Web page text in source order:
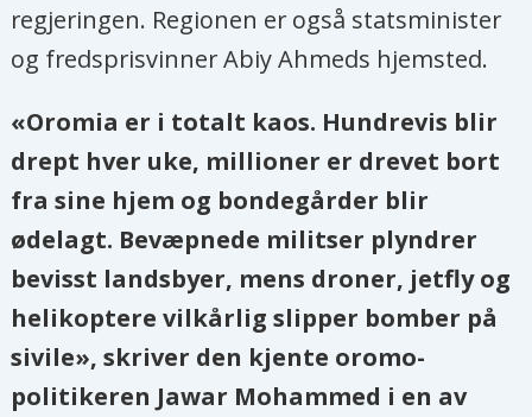
regjeringen. Regionen er også statsminister
og fredsprisvinner Abiy Ahmeds hjemsted.
«Oromia er i totalt kaos. Hundrevis blir
drept hver uke, millioner er drevet bort
fra sine hjem og bondegårder blir
ødelagt. Bevæpnede militser plyndrer
bevisst landsbyer, mens droner, jetfly og
helikoptere vilkårlig slipper bomber på
sivile», skriver den kjente oromo-
politikeren Jawar Mohammed i en av